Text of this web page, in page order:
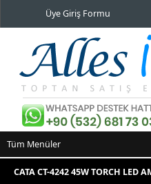
Üye Giriş Formu
Tüm Menüler
Ana Sayfa
CATA CT-4242 45W TORCH LED